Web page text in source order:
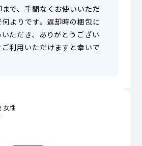
で、手間なくお使いいただ
よりです。返却時の梱包に
ただき、ありがとうござい
利用いただけますと幸いで
女性